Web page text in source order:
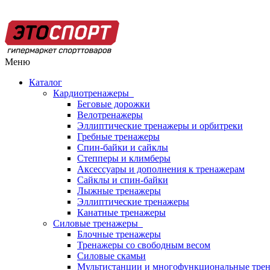
Меню
Каталог
Кардиотренажеры
Беговые дорожки
Велотренажеры
Эллиптические тренажеры и орбитреки
Гребные тренажеры
Спин-байки и сайклы
Степперы и климберы
Аксессуары и дополнения к тренажерам
Сайклы и спин-байки
Лыжные тренажеры
Эллиптические тренажеры
Канатные тренажеры
Силовые тренажеры
Блочные тренажеры
Тренажеры со свободным весом
Силовые скамьи
Мультистанции и многофункциональные